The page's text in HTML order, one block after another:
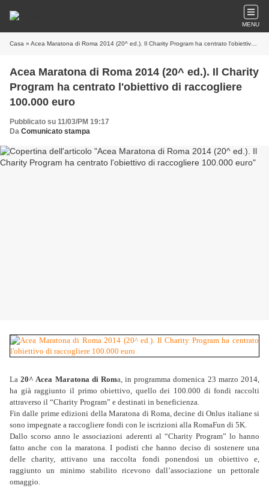
MENU
Casa » Acea Maratona di Roma 2014 (20^ ed.). Il Charity Program ha centrato l'obiettivo di raccogliere 100.000 euro
Acea Maratona di Roma 2014 (20^ ed.). Il Charity
Program ha centrato l'obiettivo di raccogliere
100.000 euro
Pubblicato su 11/03/PM 19:17
Da Comunicato stampa
La20^ Acea Maratona di Roma, in programma domenica 23 marzo 2014,
ha già raggiunto il primo obiettivo, quello dei 100.000 di fondi raccolti
attraverso il “Charity Program” e destinati in beneficienza.
Fin dalle prime edizioni della Maratona di Roma, decine di Onlus italiane si
sono impegnate a raccogliere fondi con le iscrizioni alla RomaFun di 5K.
Dallo scorso anno le associazioni aderenti al “Charity Program” lo hanno
fatto anche con la maratona. I podisti che hanno deciso di sostenere una
delle charity, attivano una raccolta fondi ponendosi un obiettivo e,
raggiunto un minimo stabilito ricevono dall’associazione un pettorale
omaggio.